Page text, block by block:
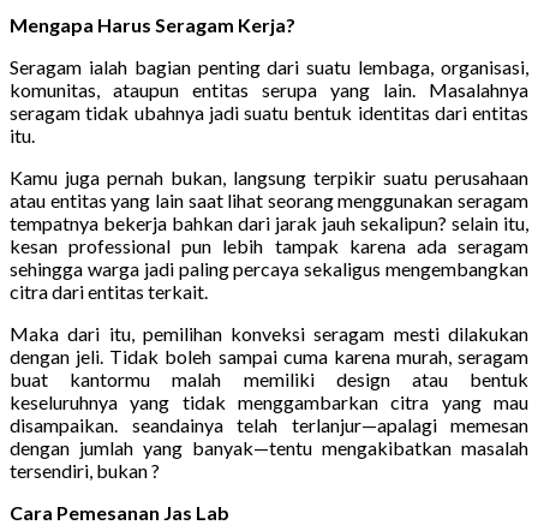
Mengapa Harus Seragam Kerja?
Seragam ialah bagian penting dari suatu lembaga, organisasi,
komunitas, ataupun entitas serupa yang lain. Masalahnya
seragam tidak ubahnya jadi suatu bentuk identitas dari entitas
itu.
Kamu juga pernah bukan, langsung terpikir suatu perusahaan
atau entitas yang lain saat lihat seorang menggunakan seragam
tempatnya bekerja bahkan dari jarak jauh sekalipun? selain itu,
kesan professional pun lebih tampak karena ada seragam
sehingga warga jadi paling percaya sekaligus mengembangkan
citra dari entitas terkait.
Maka dari itu, pemilihan konveksi seragam mesti dilakukan
dengan jeli. Tidak boleh sampai cuma karena murah, seragam
buat kantormu malah memiliki design atau bentuk
keseluruhnya yang tidak menggambarkan citra yang mau
disampaikan. seandainya telah terlanjur—apalagi memesan
dengan jumlah yang banyak—tentu mengakibatkan masalah
tersendiri, bukan ?
Cara Pemesanan Jas Lab